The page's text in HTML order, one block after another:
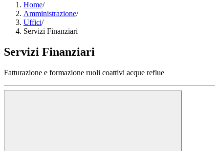
Home/
Amministrazione/
Uffici/
Servizi Finanziari
Servizi Finanziari
Fatturazione e formazione ruoli coattivi acque reflue